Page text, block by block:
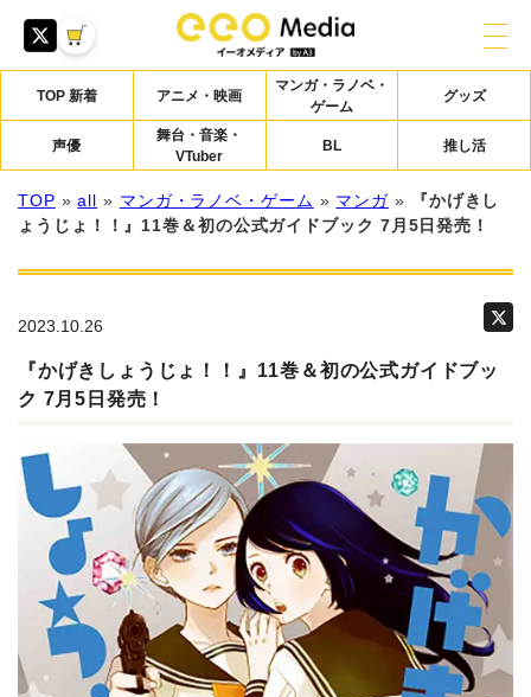
TOP 新着 アニメ・映画
マンガ・ラノベ・
ゲーム
グッズ
声優
舞台・音楽・
VTuber
BL 推し活
TOP »all » マンガ・ラノベ・ゲーム » マンガ »
『かげきし
ょうじょ！！』11巻＆初の公式ガイドブック 7月5日発売！
2023.10.26
『かげきしょうじょ！！』11巻＆初の公式ガイドブッ
ク 7月5日発売！